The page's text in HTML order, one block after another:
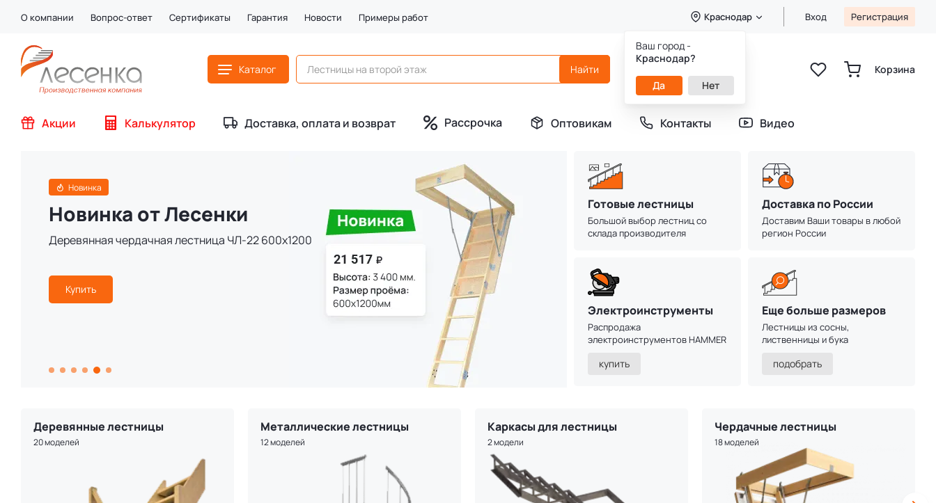
О компании Вопрос-ответ Сертификаты Гарантия Новости Примеры работ Краснодар
Ваш город -
Краснодар?
Да Нет
Вход Регистрация
Каталог
8 (800) 333-49-25
Звонок бесплатный
пн-пт 8:00-20:00
сб-вс 9:00-20:00
Корзина
Акции Калькулятор Доставка, оплата и возврат Рассрочка Оптовикам Контакты Видео
Новинка
Новинка от Лесенки
Деревянная чердачная лестница ЧЛ-22 600х1200
Купить
Бесплатная доставка
Доставим в любой регион России до терминала
Готовые лестницы
Большой выбор лестниц со
склада производителя
Доставка по России
Доставим Ваши товары в любой
регион России
Электроинструменты
Распродажа
электроинструментов HAMMER
купить
Еще больше размеров
Лестницы из сосны,
лиственницы и бука
подобрать
Деревянные лестницы
20 моделей
Металлические лестницы
12 моделей
Каркасы для лестницы
2 модели
Чердачные лестницы
18 моделей